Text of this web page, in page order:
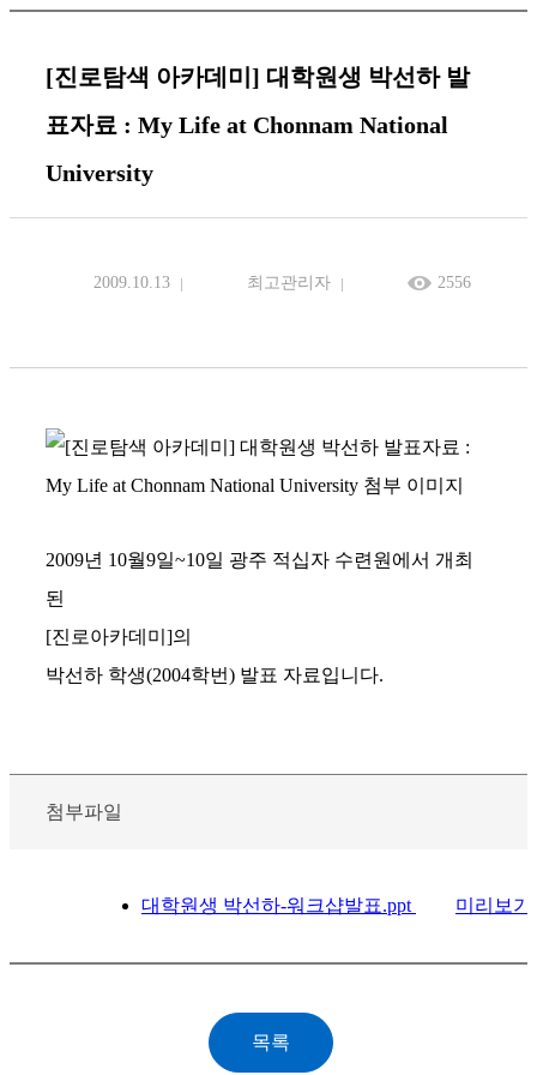
[진로탐색 아카데미] 대학원생 박선하 발
표자료 : My Life at Chonnam National
University
2009.10.13 최고관리자 2556
2009년 10월9일~10일 광주 적십자 수련원에서 개최
된
[진로아카데미]의
박선하 학생(2004학번) 발표 자료입니다.
첨부파일
대학원생 박선하-워크샵발표.ppt 미리보기